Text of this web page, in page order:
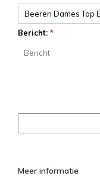
Bericht: *
Meer informatie